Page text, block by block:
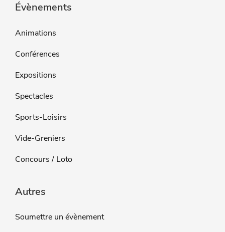
Évènements
Animations
Conférences
Expositions
Spectacles
Sports-Loisirs
Vide-Greniers
Concours / Loto
Autres
Soumettre un évènement